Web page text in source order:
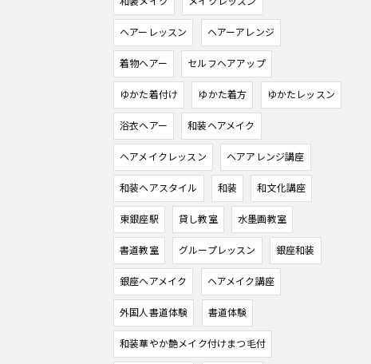
ヘアーレッスン ヘアーアレンジ
着物ヘアー セルフヘアアップ
ゆかた着付け ゆかた着方 ゆかたレッスン
浴衣ヘアー 和装ヘアメイク
ヘアメイクレッスン ヘアアレンジ講座
和装ヘアスタイル 和装 和文化講座
東銀座駅 貸し教室 水墨画教室
書道教室 グループレッスン 銀座和装
銀座ヘアメイク ヘアメイク講座
外国人書道体験 書道体験
和装華やか艶メイク付けまつ毛付